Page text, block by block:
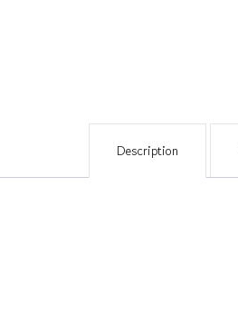
Description